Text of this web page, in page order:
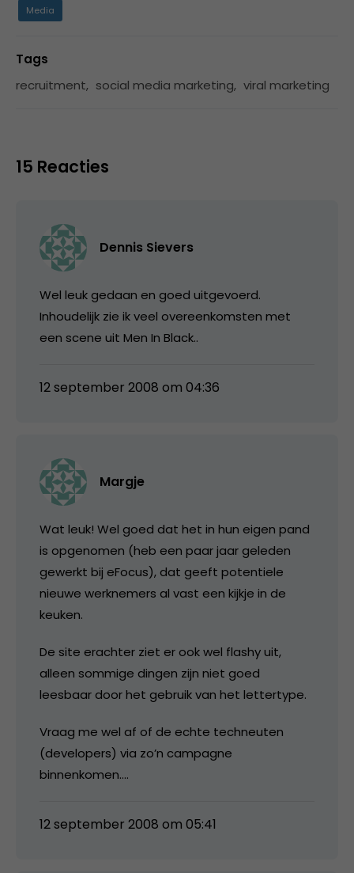
Media
Tags
recruitment, social media marketing, viral marketing
15 Reacties
Dennis Sievers
Wel leuk gedaan en goed uitgevoerd.
Inhoudelijk zie ik veel overeenkomsten met
een scene uit Men In Black..
12 september 2008 om 04:36
Margje
Wat leuk! Wel goed dat het in hun eigen pand
is opgenomen (heb een paar jaar geleden
gewerkt bij eFocus), dat geeft potentiele
nieuwe werknemers al vast een kijkje in de
keuken.
De site erachter ziet er ook wel flashy uit,
alleen sommige dingen zijn niet goed
leesbaar door het gebruik van het lettertype.
Vraag me wel af of de echte techneuten
(developers) via zo’n campagne
binnenkomen….
12 september 2008 om 05:41